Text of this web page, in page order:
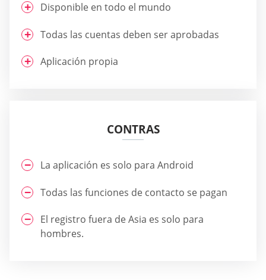
Disponible en todo el mundo
Todas las cuentas deben ser aprobadas
Aplicación propia
CONTRAS
La aplicación es solo para Android
Todas las funciones de contacto se pagan
El registro fuera de Asia es solo para
hombres.